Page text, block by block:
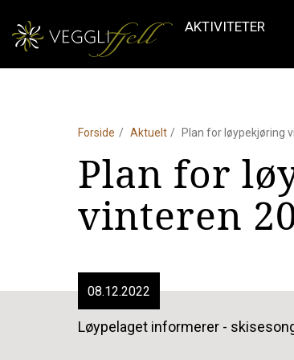
AKTIVITETER
Forside Aktuelt Plan for løypekjøring
Plan for
vinteren
08.12.2022
Løypelaget informerer -